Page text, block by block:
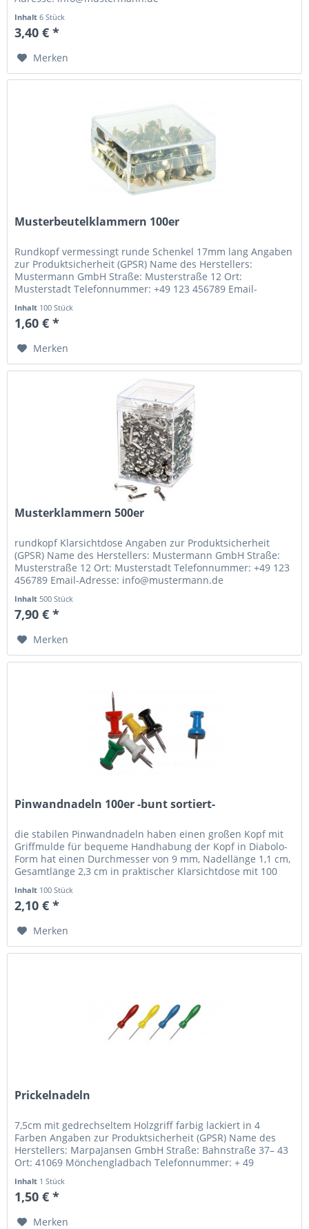
Inhalt6 Stück
3,40 € *
Merken
Musterbeutelklammern 100er
Rundkopf vermessingt runde Schenkel 17mm lang Angaben
zur Produktsicherheit (GPSR) Name des Herstellers:
Mustermann GmbH Straße: Musterstraße 12 Ort:
Musterstadt Telefonnummer: +49 123 456789 Email-
Inhalt 100 Stück
1,60 € *
Merken
Musterklammern 500er
rundkopf Klarsichtdose Angaben zur Produktsicherheit
(GPSR) Name des Herstellers: Mustermann GmbH Straße:
Musterstraße 12 Ort: Musterstadt Telefonnummer: +49 123
456789 Email-Adresse: info@mustermann.de
Inhalt500 Stück
7,90 € *
Merken
Pinwandnadeln 100er -bunt sortiert-
die stabilen Pinwandnadeln haben einen großen Kopf mit
Griffmulde für bequeme Handhabung der Kopf in Diabolo-
Form hat einen Durchmesser von 9 mm, Nadellänge 1,1 cm,
Gesamtlänge 2,3 cm in praktischer Klarsichtdose mit 100
Inhalt 100 Stück
2,10 € *
Merken
Prickelnadeln
7,5cm mit gedrechseltem Holzgriff farbig lackiert in 4
Farben Angaben zur Produktsicherheit (GPSR) Name des
Herstellers: MarpaJansen GmbH Straße: Bahnstraße 37– 43
Ort: 41069 Mönchengladbach Telefonnummer: + 49
Inhalt 1 Stück
1,50 € *
Merken